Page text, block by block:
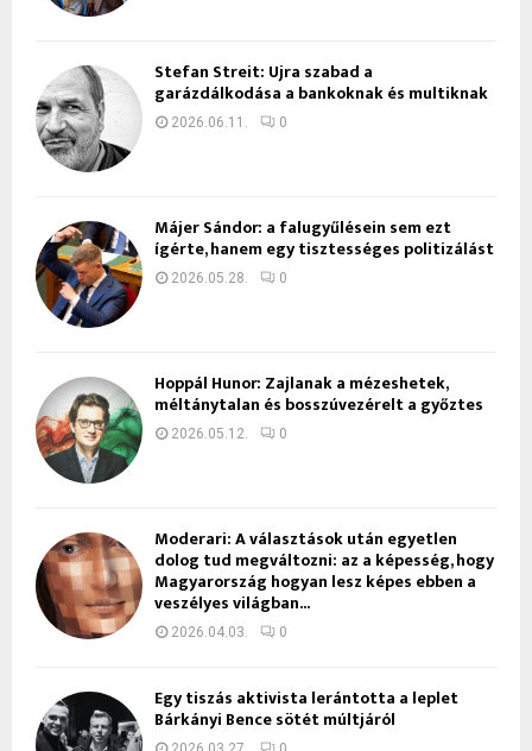
Stefan Streit: Újra szabad a
garázdálkodása a bankoknak és multiknak
2026.06.11. 0
Májer Sándor: a falugyűlésein sem ezt
ígérte, hanem egy tisztességes politizálást
2026.05.28. 0
Hoppál Hunor: Zajlanak a mézeshetek,
méltánytalan és bosszúvezérelt a győztes
2026.05.12. 0
Moderari: A választások után egyetlen
dolog tud megváltozni: az a képesség, hogy
Magyarország hogyan lesz képes ebben a
veszélyes világban...
2026.04.03. 0
Egy tiszás aktivista lerántotta a leplet
Bárkányi Bence sötét múltjáról